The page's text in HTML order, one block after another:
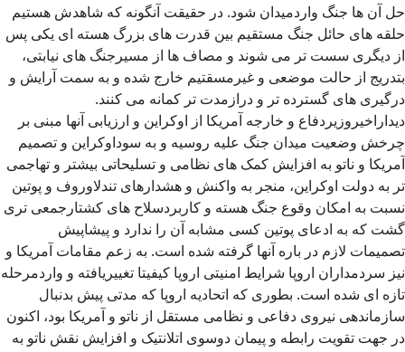
حل آن ها جنگ واردمیدان شود. در حقیقت آنگونه که شاهدش هستیم
حلقه های حائل جنگ مستقیم بین قدرت های بزرگ هسته ای یکی پس
از دیگری سست تر می شوند و مصاف ها از مسیرجنگ های نیابتی،
بتدریج از حالت موضعی و غیرمسقتیم خارج شده و به سمت آرایش و
درگیری های گسترده تر و درازمدت تر کمانه می کنند.
دیداراخیروزیردفاع و خارجه آمریکا از اوکراین و ارزیابی آنها مبنی بر
چرخش وضعیت میدان جنگ علیه روسیه و به سوداوکراین و تصمیم
آمریکا و ناتو به افزایش کمک های نظامی و تسلیحاتی بیشتر و تهاجمی
تر به دولت اوکراین، منجر به واکنش و هشدارهای تندلاوروف و پوتین
نسبت به امکان وقوع جنگ هسته و کاربردسلاح های کشتارجمعی تری
گشت که به ادعای پوتین کسی مشابه آن را ندارد و پیشاپیش
تصمیمات لازم در باره آنها گرفته شده است. به زعم مقامات آمریکا و
نیز سردمداران اروپا شرایط امنیتی اروپا کیفیتا تغییریافته و واردمرحله
تازه ای شده است. بطوری که اتحادیه اروپا که مدتی پیش بدنبال
سازماندهی نیروی دفاعی و نظامی مستقل از ناتو و آمریکا بود، اکنون
در جهت تقویت رابطه و پیمان دوسوی اتلانتیک و افزایش نقش ناتو به